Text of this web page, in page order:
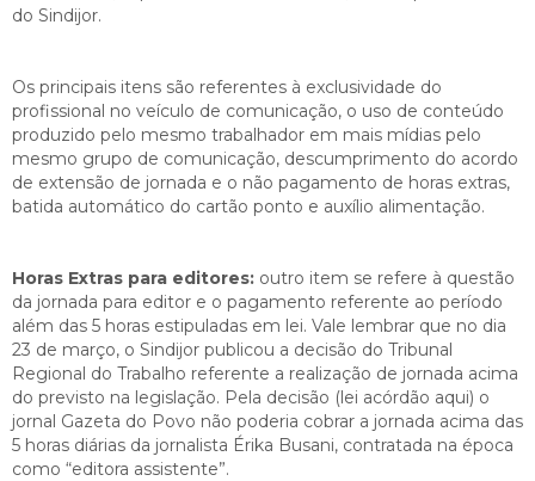
do Sindijor.
Os principais itens são referentes à exclusividade do
profissional no veículo de comunicação, o uso de conteúdo
produzido pelo mesmo trabalhador em mais mídias pelo
mesmo grupo de comunicação, descumprimento do acordo
de extensão de jornada e o não pagamento de horas extras,
batida automático do cartão ponto e auxílio alimentação.
Horas Extras para editores: outro item se refere à questão
da jornada para editor e o pagamento referente ao período
além das 5 horas estipuladas em lei. Vale lembrar que no dia
23 de março, o Sindijor publicou a decisão do Tribunal
Regional do Trabalho referente a realização de jornada acima
do previsto na legislação. Pela decisão (lei acórdão aqui) o
jornal Gazeta do Povo não poderia cobrar a jornada acima das
5 horas diárias da jornalista Érika Busani, contratada na época
como “editora assistente”.